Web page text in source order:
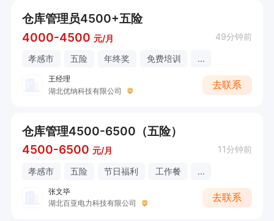
仓库管理员4500+五险
4000-4500 元/月 49分钟前
孝感市 五险 年终奖 免费培训 ...
王经理
湖北优纳科技有限公司
去联系
仓库管理4500-6500（五险）
4500-6500 元/月 11分钟前
孝感市 五险 节日福利 工作餐 ...
张文毕
湖北百亚电力科技有限公司
去联系